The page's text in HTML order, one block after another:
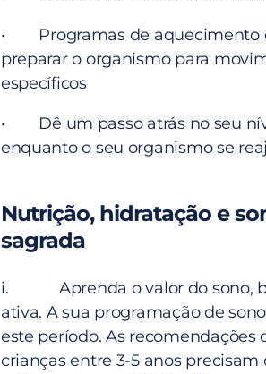
• Programas de aquecimento
preparar o organismo para
específicos
• Dê um passo atrás no seu
enquanto o seu organismo se
Nutrição, hidratação e
sagrada
i. Aprenda o valor do sono,
ativa. A sua programação de
este período. As
crianças entre 3-5 anos precisam